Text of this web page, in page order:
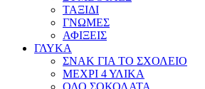
ΤΑΞΙΔΙ
ΓΝΩΜΕΣ
ΑΦΙΞΕΙΣ
ΓΛΥΚΑ
ΣΝΑΚ ΓΙΑ ΤΟ ΣΧΟΛΕΙΟ
ΜΕΧΡΙ 4 ΥΛΙΚΑ
ΟΛΟ ΣΟΚΟΛΑΤΑ